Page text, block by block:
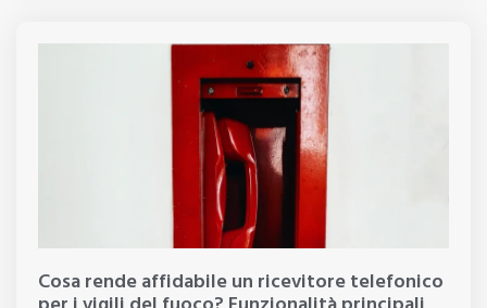
Cosa rende affidabile un ricevitore telefonico